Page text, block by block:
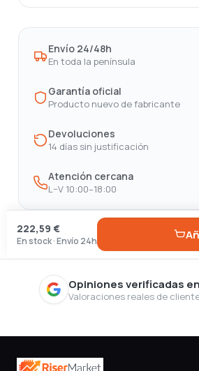
Envío 24/48h
En toda la península
Garantía oficial
Producto nuevo de fabricante
Devoluciones
14 días sin justificación
Atención cercana
L–V 10:00–18:00
222,59 €
En stock · Envío 24h
Opiniones verificadas
Valoraciones reales de